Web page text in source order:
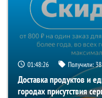
01:48:26 Получили:38
Доставка продуктов и
городах присутствия